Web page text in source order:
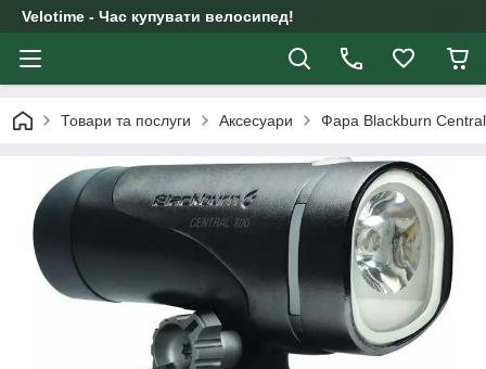
Velotime - Час купувати велосипед!
Товари та послуги Аксесуари Фара Blackburn